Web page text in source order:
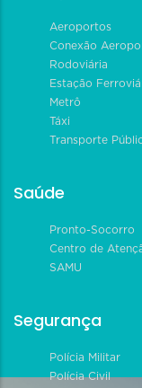
Aeroportos
Conexão
Rodoviária
Estação
Metrô
Táxi
Transporte
Saúde
Pronto-Socorro
Centro de
SAMU
Segurança
Polícia Militar
Polícia Civil